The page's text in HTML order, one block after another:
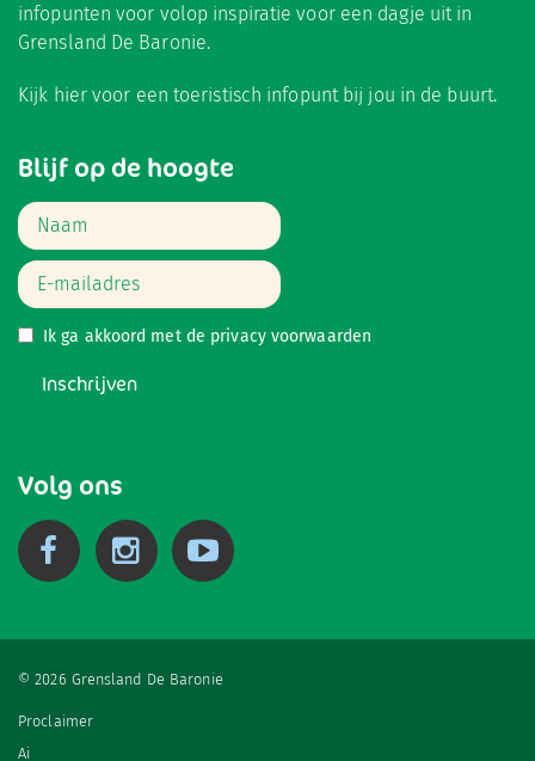
infopunten voor volop inspiratie voor een dagje uit in
Grensland De Baronie.
Kijk hiervoor een toeristisch infopunt bij jou in de buurt.
Blijf op de hoogte
Ik ga akkoord met de privacy voorwaarden
Inschrijven
Volg ons
© 2026 Grensland De Baronie
Proclaimer
Ai